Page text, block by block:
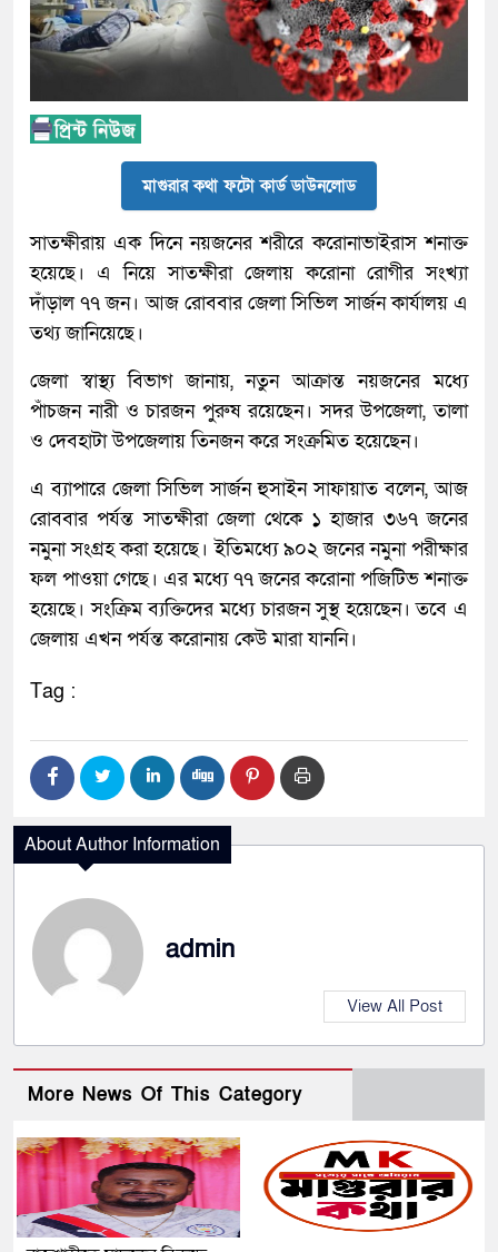
মাগুরার কথা ফটো কার্ড ডাউনলোড
সাতক্ষীরায় এক দিনে নয়জনের শরীরে করোনাভাইরাস শনাক্ত
হয়েছে। এ নিয়ে সাতক্ষীরা জেলায় করোনা রোগীর সংখ্যা
দাঁড়াল ৭৭ জন। আজ রোববার জেলা সিভিল সার্জন কার্যালয় এ
তথ্য জানিয়েছে।
জেলা স্বাস্থ্য বিভাগ জানায়, নতুন আক্রান্ত নয়জনের মধ্যে
পাঁচজন নারী ও চারজন পুরুষ রয়েছেন। সদর উপজেলা, তালা
ও দেবহাটা উপজেলায় তিনজন করে সংক্রমিত হয়েছেন।
এ ব্যাপারে জেলা সিভিল সার্জন হুসাইন সাফায়াত বলেন, আজ
রোববার পর্যন্ত সাতক্ষীরা জেলা থেকে ১ হাজার ৩৬৭ জনের
নমুনা সংগ্রহ করা হয়েছে। ইতিমধ্যে ৯০২ জনের নমুনা পরীক্ষার
ফল পাওয়া গেছে। এর মধ্যে ৭৭ জনের করোনা পজিটিভ শনাক্ত
হয়েছে। সংক্রিম ব্যক্তিদের মধ্যে চারজন সুস্থ হয়েছেন। তবে এ
জেলায় এখন পর্যন্ত করোনায় কেউ মারা যাননি।
Tag :
About Author Information
admin
View All Post
More News Of This Category